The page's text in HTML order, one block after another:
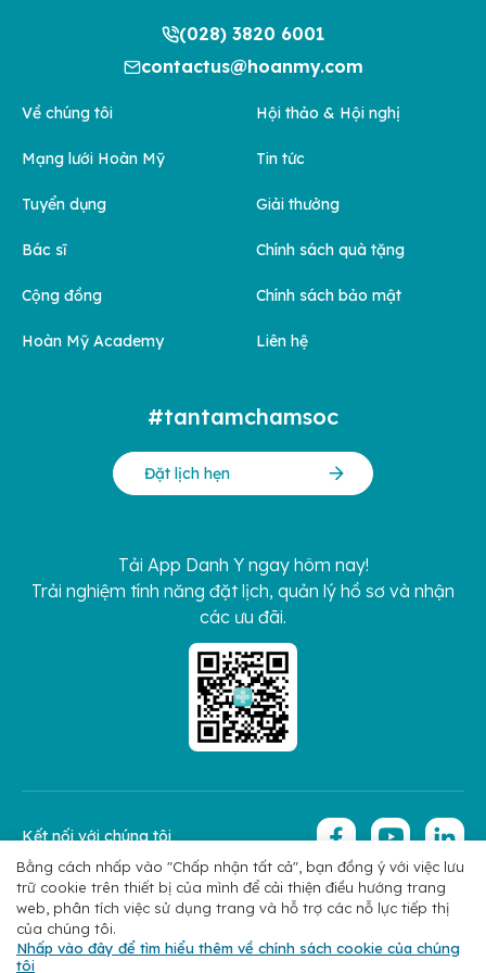
(028) 3820 6001
contactus@hoanmy.com
Về chúng tôi
Mạng lưới Hoàn Mỹ
Tuyển dụng
Bác sĩ
Cộng đồng
Hoàn Mỹ Academy
Hội thảo & Hội nghị
Tin tức
Giải thưởng
Chính sách quà tặng
Chính sách bảo mật
Liên hệ
#tantamchamsoc
Đặt lịch hẹn
Tải App Danh Y ngay hôm nay!
Trải nghiệm tính năng đặt lịch, quản lý hồ sơ và nhận
các ưu đãi.
Chính sách bảo mật Copyright 2026 © Hoan My Corporation
Kết nối với chúng tôi
Bằng cách nhấp vào "Chấp nhận tất cả", bạn đồng ý với việc lưu
trữ cookie trên thiết bị của mình để cải thiện điều hướng trang
web, phân tích việc sử dụng trang và hỗ trợ các nỗ lực tiếp thị
của chúng tôi.
Nhấp vào đây để tìm hiểu thêm về chính sách cookie của chúng
tôi